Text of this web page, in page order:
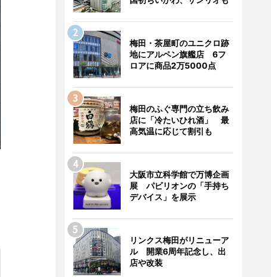
梅田・茶屋町のユニクロ跡
地にアルペン旗艦店 6フ
ロアに商品2万5000点
梅田のふぐ専門の立ち飲み
店に「冷たいひれ酒」 最
高気温に応じて割引も
大阪市立科学館で万博企画
展 パビリオンの「手持ち
デバイス」を展示
リンクス梅田がリニューア
ル 開業6周年記念し、出
店や改装